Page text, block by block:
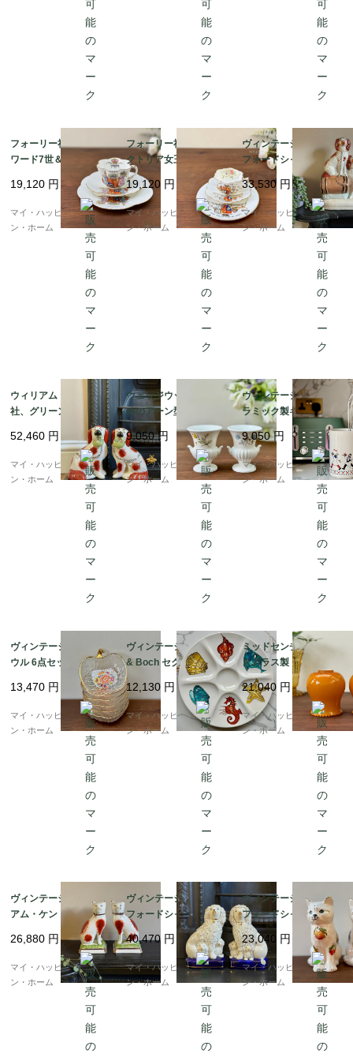
フォーリー社製 エド
ワード7世＆アレクサン
ドラ王妃 戴冠記念 ティ
ーカップ・トリオ（19
02年）｜フルーテッド
＆スカラップの英国ア
ンティーク｜イギリス
発送（到着まで1-2週
19,120 円
マイ・ハッピー・ロンド
ン・ホーム
フォーリー社製、ヴィ
クトリア女王即位60周
年記念ティーカップ＆
ソーサー、およびプレ
ート（1897年）｜フル
ーテッド＆スカラップ
の英国アンティーク｜
イギリス発送（到着ま
19,120 円
マイ・ハッピー・ロンド
ン・ホーム
ヴィンテージ、スタッ
フォードシャードッグ
風スパニエルと樽、フ
ラットバックの置き物
｜イギリス発送（到着
まで1-2週間）
33,530 円
マイ・ハッピー・ロンド
ン・ホーム
ウィリアム・ケント
社、グリーンの花かご
をくわえたスタッフォ
ードシャー・ドッグの
ペア｜1940〜50年代頃
｜イギリス発送（到着
52,460 円
マイ・ハッピー・ロンド
ン・ホーム
ウェッジウッド、小さ
めのアーン型花瓶 2点
セット｜ボーンチャイ
ナ｜イギリス製｜イギ
リス発送（到着まで1-2
週間）
9,050円
マイ・ハッピー・ロンド
ン・ホーム
ヴィンテージ、BHS セ
ラミック製キッチンポ
ット「ボナペティ」｜
レトロなキッチンウェ
ア｜イギリス発送（到
着まで1-2週間）
9,050円
マイ・ハッピー・ロンド
ン・ホーム
ヴィンテージ ガラスボ
ウル 6点セット｜りん
ご型 × 花柄 × 金彩（19
60〜70年代）｜イギリ
ス発送（到着まで1-2週
間）
13,470 円
マイ・ハッピー・ロンド
ン・ホーム
ヴィンテージ Villeroy
& Boch セクションプ
レート｜1970年代 マリ
ンモチーフデザイン｜
イギリス発送（到着ま
で1-2週間）
12,130 円
マイ・ハッピー・ロンド
ン・ホーム
ミッドセンチュリー 吹
きガラス製 アンバーガ
ラスシェード（2点セッ
ト）｜スカラップエッ
ジ｜イギリス発送（到
着まで1-2週間）
21,040 円
マイ・ハッピー・ロンド
ン・ホーム
ヴィンテージ、ウィリ
アム・ケント社製、ス
タッフォードシャーキ
ャットのペア｜赤茶模
様＆グリーンクッショ
ン（1940〜50年代頃）
｜イギリス発送（到着
26,880 円
マイ・ハッピー・ロンド
ン・ホーム
ヴィンテージ、スタッ
フォードシャープード
ル親子のペア｜イギリ
ス発送（到着まで1-2週
間）
40,470 円
マイ・ハッピー・ロンド
ン・ホーム
ヴィンテージ・スタッ
フォードシャー風キャ
ットペア | フルーツモ
チーフ｜イギリス発送
（到着まで1-2週間）
23,040 円
マイ・ハッピー・ロンド
ン・ホーム